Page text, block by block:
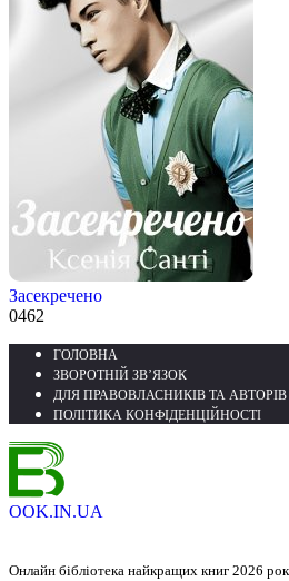
Засекречено
0462
ГОЛОВНА
ЗВОРОТНІЙ ЗВ’ЯЗОК
ДЛЯ ПРАВОВЛАСНИКІВ ТА АВТОРІВ
ПОЛІТИКА КОНФІДЕНЦІЙНОСТІ
OOK.IN.UA
Онлайн бібліотека найкращих книг 2026